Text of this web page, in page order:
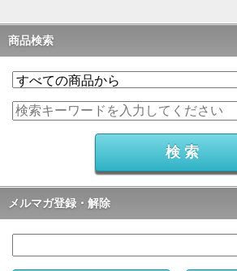
商品検索
メルマガ登録・解除